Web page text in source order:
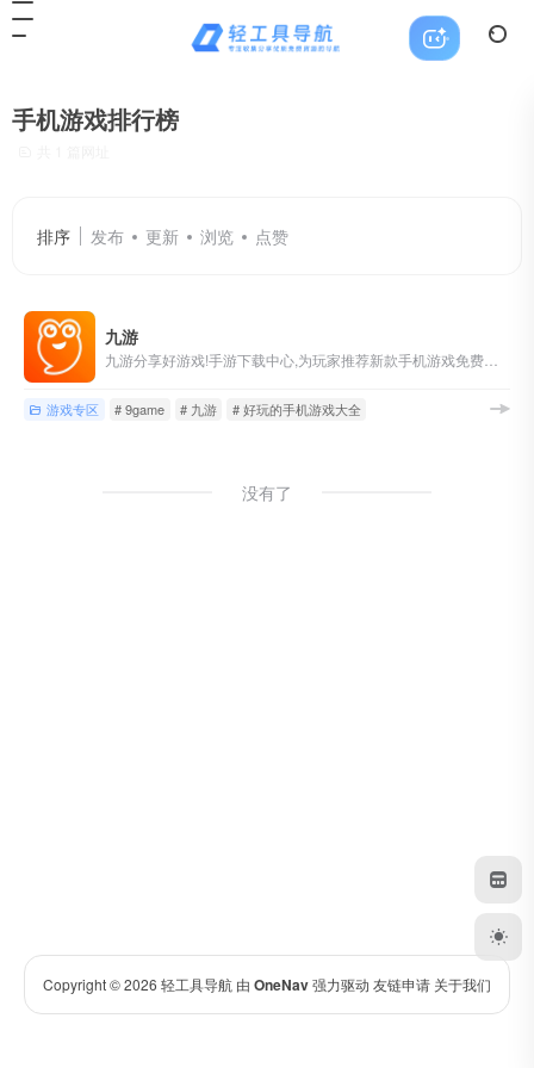
手机游戏排行榜
排序 发布 更新 浏览 点赞
九游
游戏专区 # 9game # 九游 # 好玩的手机游戏大全
没有了
Copyright © 2026 轻工具导航 由 OneNav强力驱动 友链申请 关于我们